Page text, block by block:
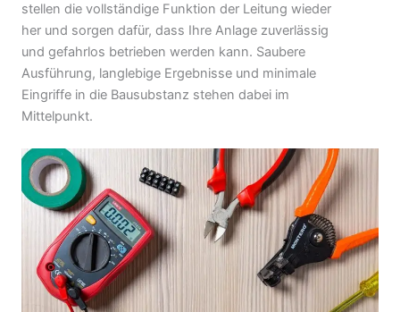
stellen die vollständige Funktion der Leitung wieder
her und sorgen dafür, dass Ihre Anlage zuverlässig
und gefahrlos betrieben werden kann. Saubere
Ausführung, langlebige Ergebnisse und minimale
Eingriffe in die Bausubstanz stehen dabei im
Mittelpunkt.